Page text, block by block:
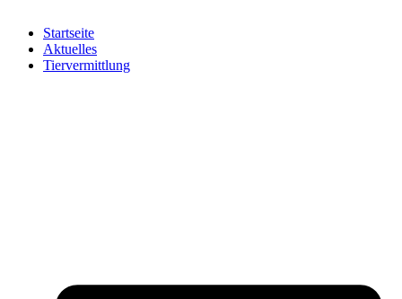
Startseite
Aktuelles
Tiervermittlung